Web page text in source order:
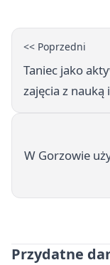
<< Poprzedni
Taniec jako
zajęcia z
W Gorzowie
Przydatne